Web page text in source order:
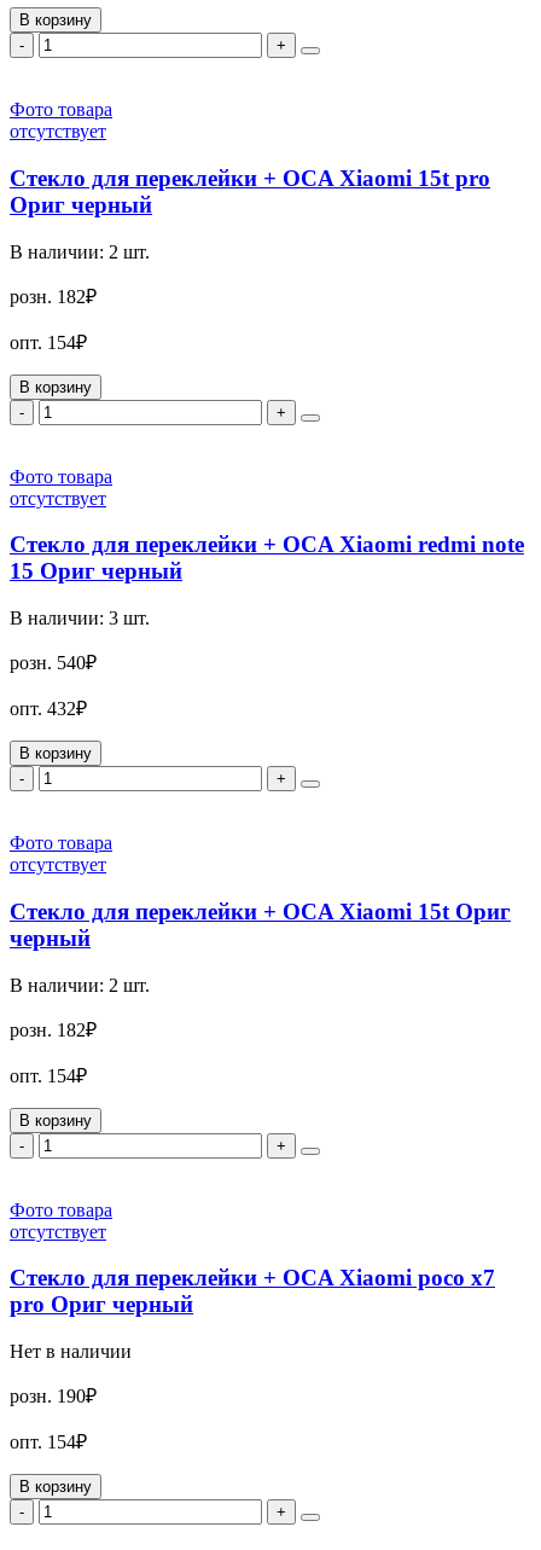
В корзину
-
+
Фото товара
отсутствует
Стекло для переклейки + OCA Xiaomi 15t pro
Ориг черный
В наличии: 2 шт.
розн. 182₽
опт. 154₽
В корзину
-
+
Фото товара
отсутствует
Стекло для переклейки + OCA Xiaomi redmi note
15 Ориг черный
В наличии: 3 шт.
розн. 540₽
опт. 432₽
В корзину
-
+
Фото товара
отсутствует
Стекло для переклейки + OCA Xiaomi 15t Ориг
черный
В наличии: 2 шт.
розн. 182₽
опт. 154₽
В корзину
-
+
Фото товара
отсутствует
Стекло для переклейки + OCA Xiaomi poco x7
pro Ориг черный
Нет в наличии
розн. 190₽
опт. 154₽
В корзину
-
+